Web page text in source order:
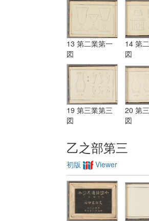
13 第二業第一
図
14 第
図
19 第三業第三
図
20 第
図
乙之部第三
初版 Viewer